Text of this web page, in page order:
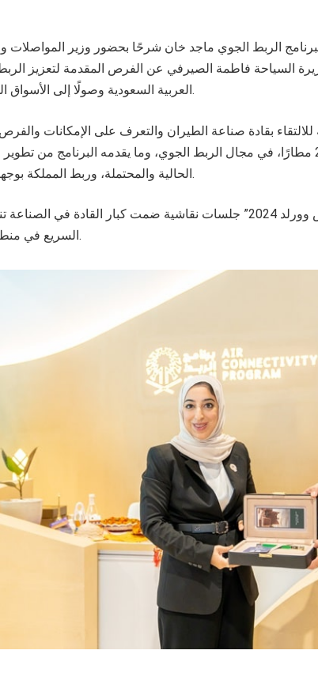
الربط الجوي ماجد خان شرحًا بحضور وزير المواصلات
السياحة فاطمة الصيرفي عن الفرص المقدمة لتعزيز
العربية السعودية وصولًا إلى الأسواق الدولية المستهدفة.
بقادة صناعة الطيران والتعرف على الإمكانات والفرص
العربية السعودية، من خلال 29 مطارًا، في مجال الربط الجوي، وما يقدمه البرنامج
الحالية والمحتملة، وربط المملكة بوجهات جديدة عالمية.
وشهد اليوم الأول من “روتس وورلد 2024” جلسات نقاشية ضمت كبار القادة في
السريع في منطقة الخليج العربي.